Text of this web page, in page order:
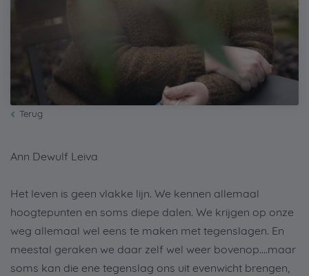
Terug
Ann Dewulf Leiva
Het leven is geen vlakke lijn. We kennen allemaal
hoogtepunten en soms diepe dalen. We krijgen op onze
weg allemaal wel eens te maken met tegenslagen. En
meestal geraken we daar zelf wel weer bovenop….maar
soms kan die ene tegenslag ons uit evenwicht brengen,